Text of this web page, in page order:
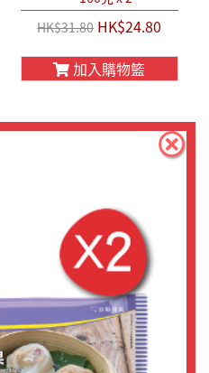
HK$31.80HK$24.80
加入購物籃